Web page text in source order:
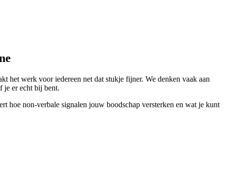
het werk voor iedereen net dat stukje fijner. We denken vaak aan
je er echt bij bent.
hoe non-verbale signalen jouw boodschap versterken en wat je kunt